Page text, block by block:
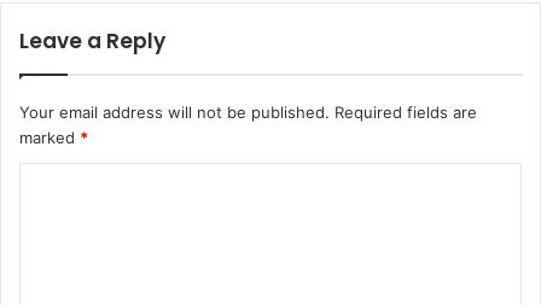
Leave a Reply
Your email address will not be published. Required fields are
marked *